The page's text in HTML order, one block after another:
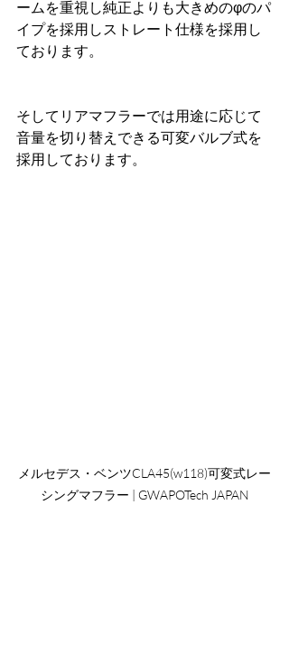
ームを重視し純正よりも大きめのφのパ
イプを採用しストレート仕様を採用し
ております。
そしてリアマフラーでは用途に応じて
音量を切り替えできる可変バルブ式を
採用しております。
メルセデス・ベンツCLA45(w118)可変式レー
シングマフラー | GWAPOTech JAPAN